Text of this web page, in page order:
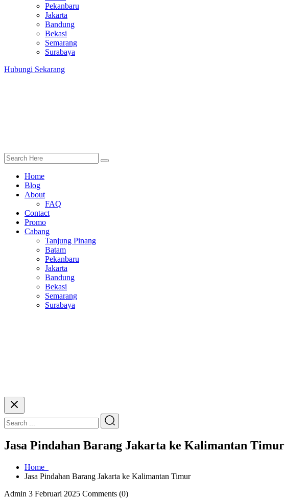
Pekanbaru
Jakarta
Bandung
Bekasi
Semarang
Surabaya
Hubungi Sekarang
Home
Blog
About
FAQ
Contact
Promo
Cabang
Tanjung Pinang
Batam
Pekanbaru
Jakarta
Bandung
Bekasi
Semarang
Surabaya
Jasa Pindahan Barang Jakarta ke Kalimantan Timur
Home
Jasa Pindahan Barang Jakarta ke Kalimantan Timur
Admin 3 Februari 2025 Comments (0)